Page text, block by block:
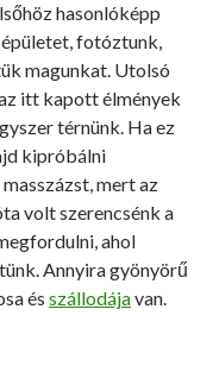
hasonlóképp
fotóztunk,
magunkat. Utolsó
itt kapott élmények
térnünk. Ha ez
kipróbálni
mert az
volt szerencsénk a
ahol
Annyira gyönyörű
és szállodájavan.